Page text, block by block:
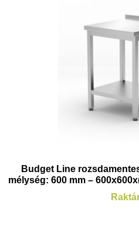
Budget Line
mélység: 600 mm –